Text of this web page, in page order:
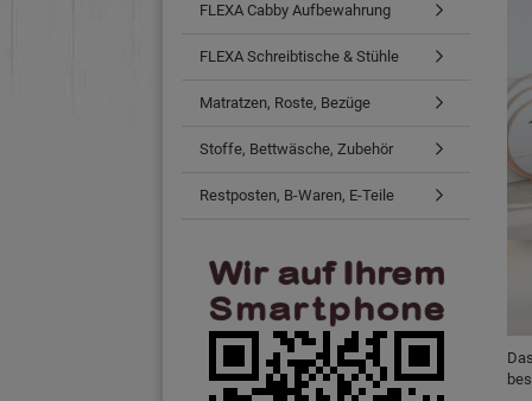
FLEXA Cabby Aufbewahrung
FLEXA Schreibtische & Stühle
Matratzen, Roste, Bezüge
Stoffe, Bettwäsche, Zubehör
Restposten, B-Waren, E-Teile